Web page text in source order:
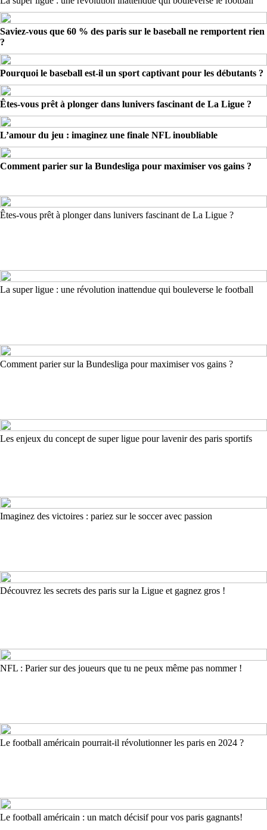
Saviez-vous que 60 % des paris sur le baseball ne remportent rien
?
Pourquoi le baseball est-il un sport captivant pour les débutants ?
Êtes-vous prêt à plonger dans lunivers fascinant de La Ligue ?
L’amour du jeu : imaginez une finale NFL inoubliable
Comment parier sur la Bundesliga pour maximiser vos gains ?
Êtes-vous prêt à plonger dans lunivers fascinant de La Ligue ?
La super ligue : une révolution inattendue qui bouleverse le football
Comment parier sur la Bundesliga pour maximiser vos gains ?
Les enjeux du concept de super ligue pour lavenir des paris sportifs
Imaginez des victoires : pariez sur le soccer avec passion
Découvrez les secrets des paris sur la Ligue et gagnez gros !
NFL : Parier sur des joueurs que tu ne peux même pas nommer !
Le football américain pourrait-il révolutionner les paris en 2024 ?
Le football américain : un match décisif pour vos paris gagnants!